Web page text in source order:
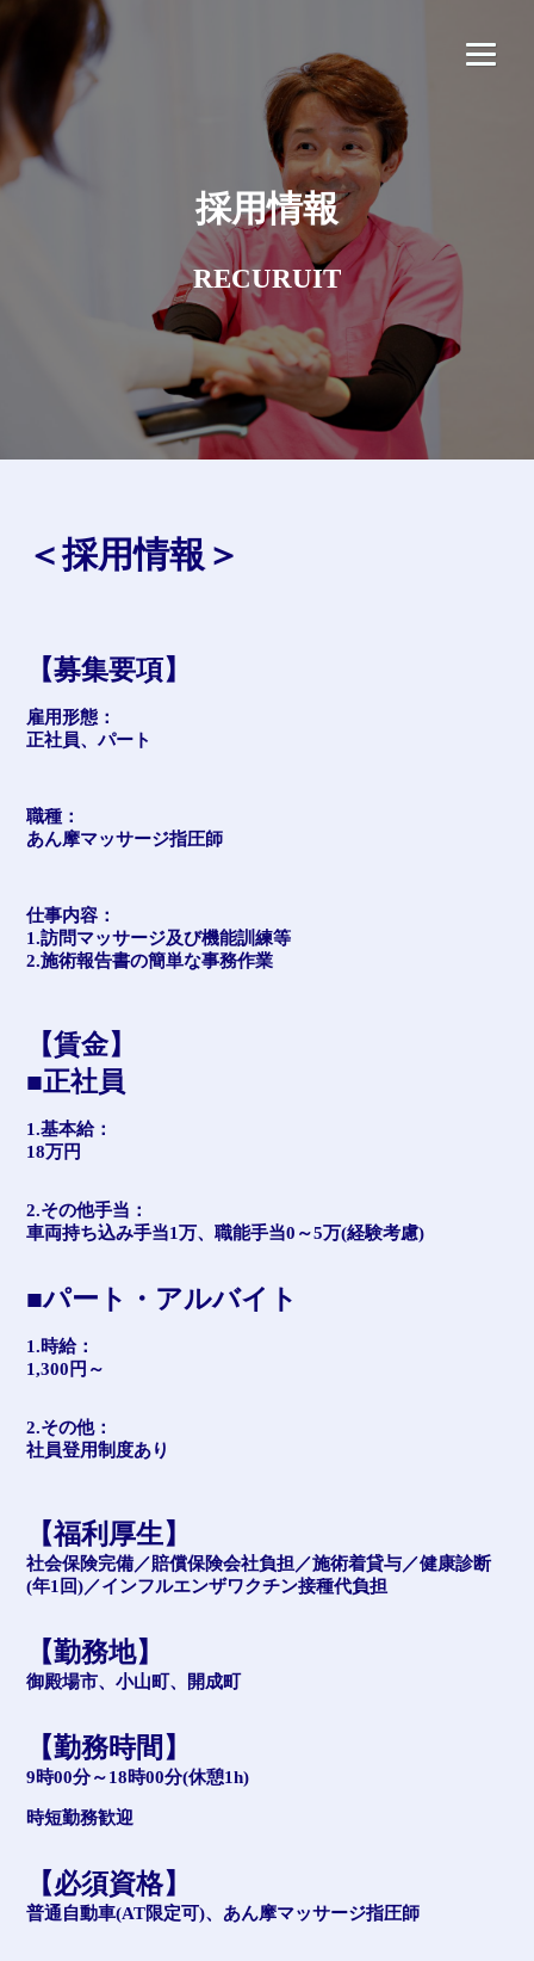
HOME
私たちについて
サービス
実績案内
採用情報
採用情報
RECURUIT
＜採用情報＞
【募集要項】
雇用形態：
正社員、パート
職種：
あん摩マッサージ指圧師
仕事内容：
1.訪問マッサージ及び機能訓練等
2.施術報告書の簡単な事務作業
【賃金】
■正社員
1.基本給：
18万円
2.その他手当：
車両持ち込み手当1万、職能手当0～5万(経験考慮)
■パート・アルバイト
1.時給：
1,300円～
2.その他：
社員登用制度あり
【福利厚生】
社会保険完備／賠償保険会社負担／施術着貸与／健康診断
(年1回)／インフルエンザワクチン接種代負担
【勤務地】
御殿場市、小山町、開成町
【勤務時間】
9時00分～18時00分(休憩1h)
時短勤務歓迎
【必須資格】
普通自動車(AT限定可)、あん摩マッサージ指圧師